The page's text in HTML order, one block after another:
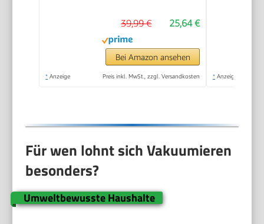
25,64 €
39,99 €
Bei Amazon ansehen
* Anzeige Preis inkl. MwSt., zzgl. Versandkosten * Anzeige
Für wen lohnt sich Vakuumieren
besonders?
Umweltbewusste Haushalte